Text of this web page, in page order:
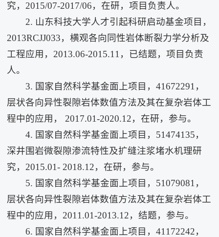
究，2015/07-2017/06，在研，项目负责人。
2. 山东科技大学人才引起科研启动基金项目，
2013RCJJ033，横观各向同性岩体断裂力学分析及
工程应用，2013.06-2015.11，已结题，项目负责
人。
3. 国家自然科学基金面上项目，41672291，
层状各向异性裂隙岩体数值方法及其在复杂岩体工
程中的应用， 2017.01-2020.12，在研，参与。
4. 国家自然科学基金面上项目，51474135，
深井围岩微裂隙渗流特性及扩缝注浆堵水机理研
究，2015.01- 2018.12，在研，参与。
5. 国家自然科学基金面上项目，51079081，
层状各向异性裂隙岩体数值方法及其在复杂岩体工
程中的应用，2011.01-2013.12，结题，参与。
6. 国家自然科学基金面上项目，41172242，